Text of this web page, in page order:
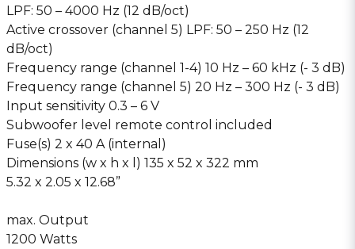
LPF: 50 – 4000 Hz (12 dB/oct)
Active crossover (channel 5) LPF: 50 – 250 Hz (12
dB/oct)
Frequency range (channel 1-4) 10 Hz – 60 kHz (- 3 dB)
Frequency range (channel 5) 20 Hz – 300 Hz (- 3 dB)
Input sensitivity 0.3 – 6 V
Subwoofer level remote control included
Fuse(s) 2 x 40 A (internal)
Dimensions (w x h x l) 135 x 52 x 322 mm
5.32 x 2.05 x 12.68”
max. Output
1200 Watts